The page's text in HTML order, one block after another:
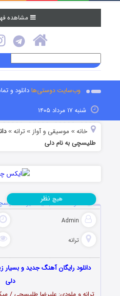
مشاهده
وب‌سایت دوستی‌هادانلود و
شنبه ۱۷ مرداد ۱۴۰۵
خانه » موسیقی و آواز »ترانه »
طلیسچی به نام دلی
دانلود آهنگ جدید علیرضا
Admin
ترانه
هیچ نظر
دانلود رایگان آهنگ جدید و بسیار
دلی